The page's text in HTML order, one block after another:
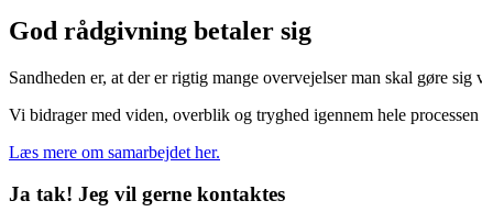
God rådgivning betaler sig
Sandheden er, at der er rigtig mange overvejelser man skal gøre
Vi bidrager med viden, overblik og tryghed igennem hele
Læs mere om samarbejdet her.
Ja tak! Jeg vil gerne kontaktes